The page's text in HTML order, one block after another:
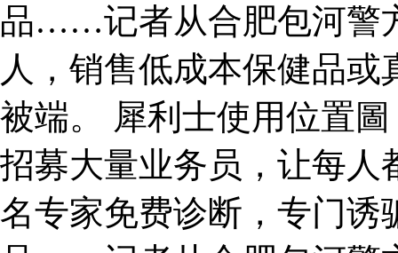
品……记者从合肥包河警
人，销售低成本保健品
被端。 犀利士使用位置
招募大量业务员，让每人
名专家免费诊断，专门诱